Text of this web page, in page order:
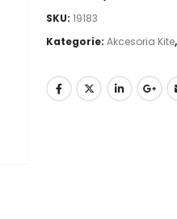
SKU: 19183
Kategorie: Akcesoria Kite,